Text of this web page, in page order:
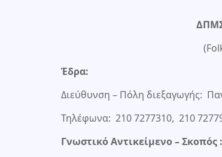
Έδρα:
Διεύθυνση – Πόλη διεξαγωγής:
Τηλέφωνα: 210 7277310, 210
Γνωστικό Αντικείμενο – Σκοπός :